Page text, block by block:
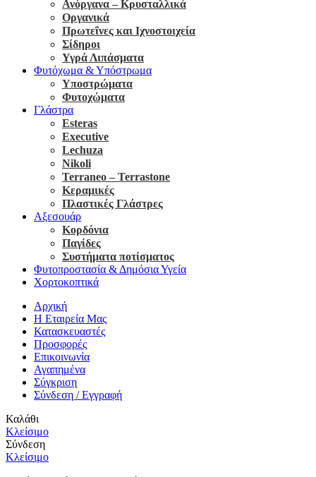
Ανόργανα – Κρυσταλλικά
Οργανικά
Πρωτεΐνες και Ιχνοστοιχεία
Σίδηροι
Υγρά Λιπάσματα
Φυτόχωμα & Υπόστρωμα
Υποστρώματα
Φυτοχώματα
Γλάστρα
Esteras
Executive
Lechuza
Nikoli
Terraneo – Terrastone
Κεραμικές
Πλαστικές Γλάστρες
Αξεσουάρ
Κορδόνια
Παγίδες
Συστήματα ποτίσματος
Φυτοπροστασία & Δημόσια Υγεία
Χορτοκοπτικά
Αρχική
Η Εταιρεία Μας
Κατασκευαστές
Προσφορές
Επικοινωνία
Αγαπημένα
Σύγκριση
Σύνδεση / Εγγραφή
Καλάθι
Κλείσιμο
Σύνδεση
Κλείσιμο